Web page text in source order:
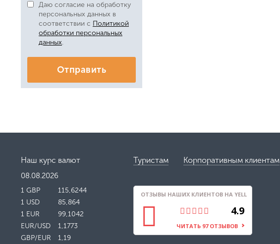
Даю согласие на обработку
персональных данных в
соответствии с Политикой
обработки персональных
данных.
Отправить
Наш курс валют
08.08.2026
1 GBP
115,6244
1 USD
85,864
1 EUR
99,1042
EUR/USD
1,1773
GBP/EUR
1,19
Туристам Корпоративным клиентам
ОТЗЫВЫ НАШИХ КЛИЕНТОВ НА YELL
4.9
ЧИТАТЬ 97 ОТЗЫВОВ